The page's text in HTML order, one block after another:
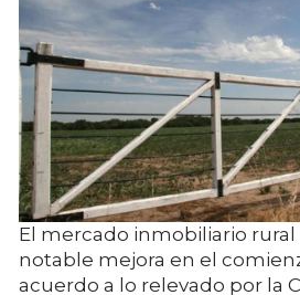
El mercado inmobiliario
notable mejora en el
acuerdo a lo relevado por la